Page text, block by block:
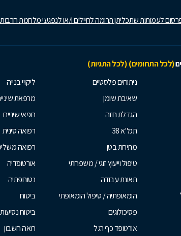
לעמותות שתכליתן תרומה לחיילים ו/או לנפגעי מלחמת
(לכל התחומים) (לכל התגיות)
ניתוחים פלסטיים
שאיבת שומן
הגדלת חזה
תמ"א 38
מתיחת בטן
טיפול וייעוץ זוגי / משפחתי
תאונת עבודה
הומאופתיה / טיפול הומאופתי
פסיכולוגים
אורטופד כף רגל
ליקויי בנייה
מרפאת
רופאי שיניים
רפואה סינית
רפואה
אורטופדיה
נטורופתיה
ביטוח
ביטוח
רואה חשבון